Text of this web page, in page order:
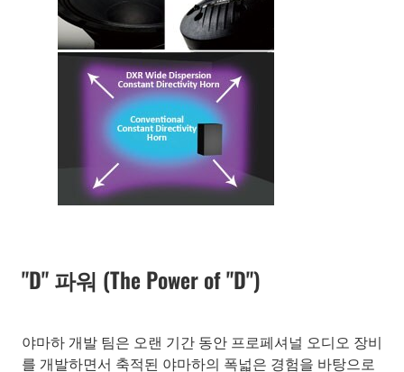
"D" 파워 (The Power of "D")
야마하 개발 팀은 오랜 기간 동안 프로페셔널 오디오 장비
를 개발하면서 축적된 야마하의 폭넓은 경험을 바탕으로